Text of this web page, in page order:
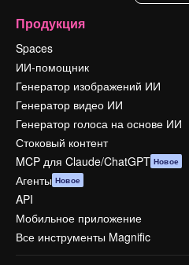
Продукция
Spaces
ИИ-помощник
Генератор изображений ИИ
Генератор видео ИИ
Генератор голоса на основе ИИ
Стоковый контент
MCP для Claude/ChatGPT Новое
Агенты Новое
API
Мобильное приложение
Все инструменты Magnific